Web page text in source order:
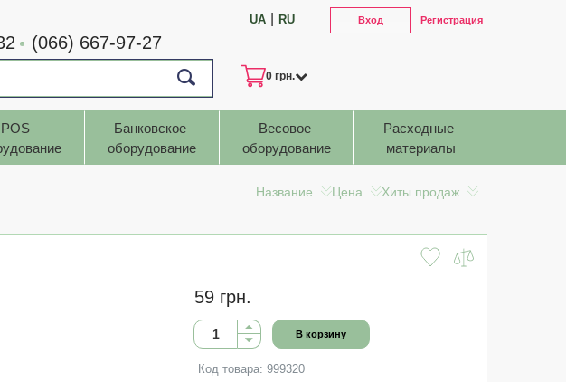
UA RU Вход Регистрация
(066) 667-97-27
0 грн.
POS
Банковское
оборудование
Весовое
оборудование
Расходные
материалы
Название Цена Хиты продаж
59 грн.
В корзину
Код товара: 999320